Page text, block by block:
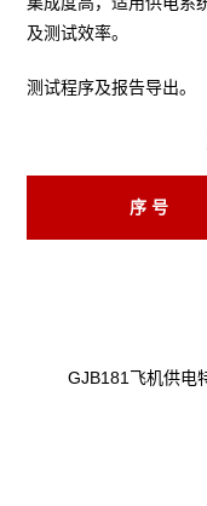
及测试效率。
测试程序及报告导出。
序 号
GJB181飞机供电